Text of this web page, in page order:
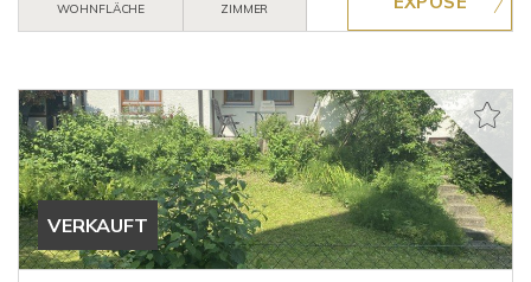
WOHNFLÄCHE
ZIMMER
VERKAUFT